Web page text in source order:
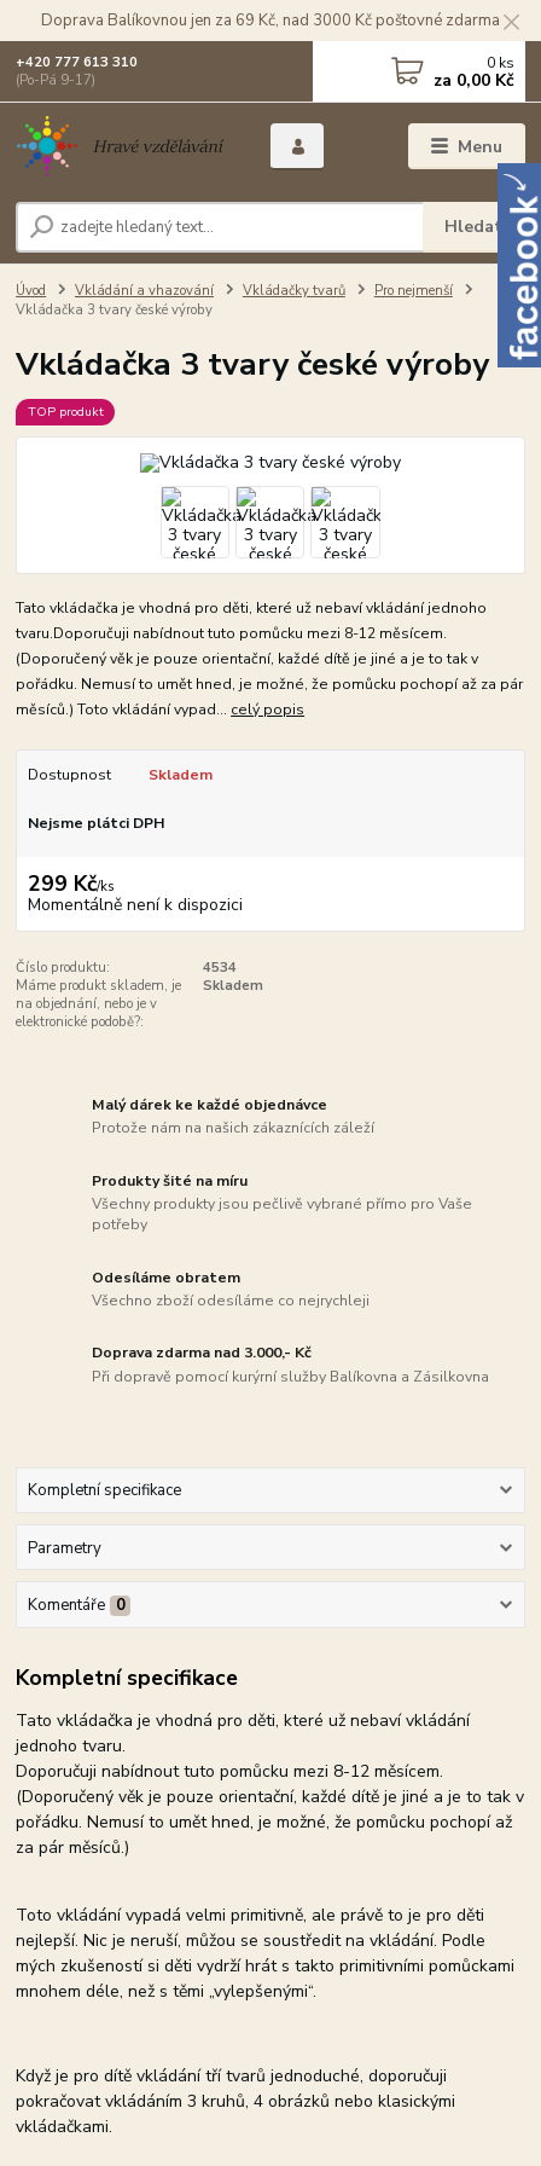
Doprava Balíkovnou jen za 69 Kč, nad 3000 Kč poštovné zdarma
Menu
Hledat
+420 777 613 310
(Po-Pá 9-17)
0 ks
za 0,00 Kč
Úvod Vkládání a vhazování Vkládačky tvarů
Pro nejmenší
Vkládačka 3 tvary české výroby
Vkládačka 3 tvary české výroby
TOP produkt
Tato vkládačka je vhodná pro děti, které už nebaví vkládání jednoho
tvaru.Doporučuji nabídnout tuto pomůcku mezi 8-12 měsícem.
(Doporučený věk je pouze orientační, každé dítě je jiné a je to tak v
pořádku. Nemusí to umět hned, je možné, že pomůcku pochopí až za pár
měsíců.) Toto vkládání vypad... celý popis
Dostupnost Skladem
Nejsme plátci DPH
299 Kč/ks
Momentálně není k dispozici
Číslo produktu:
4534
Máme produkt skladem, je
na objednání, nebo je v
elektronické podobě?:
Skladem
Malý dárek ke každé objednávce
Protože nám na našich zákaznících záleží
Produkty šité na míru
Všechny produkty jsou pečlivě vybrané přímo pro Vaše
potřeby
Odesíláme obratem
Všechno zboží odesíláme co nejrychleji
Doprava zdarma nad 3.000,- Kč
Při dopravě pomocí kurýrní služby Balíkovna a Zásilkovna
Kompletní specifikace
Parametry
Komentáře 0
Kompletní specifikace
Tato vkládačka je vhodná pro děti, které už nebaví vkládání
jednoho tvaru.
Doporučuji nabídnout tuto pomůcku mezi 8-12 měsícem.
(Doporučený věk je pouze orientační, každé dítě je jiné a je to tak v
pořádku. Nemusí to umět hned, je možné, že pomůcku pochopí až
za pár měsíců.)
Toto vkládání vypadá velmi primitivně, ale právě to je pro děti
nejlepší. Nic je neruší, můžou se soustředit na vkládání. Podle
mých zkušeností si děti vydrží hrát s takto primitivními pomůckami
mnohem déle, než s těmi „vylepšenými“.
Když je pro dítě vkládání tří tvarů jednoduché, doporučuji
pokračovat vkládáním 3 kruhů, 4 obrázků nebo klasickými
vkládačkami.